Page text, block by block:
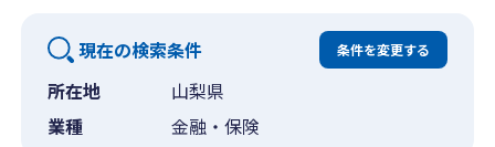
現在の検索条件 条件を変更する
所在地
山梨県
業種
金融・保険